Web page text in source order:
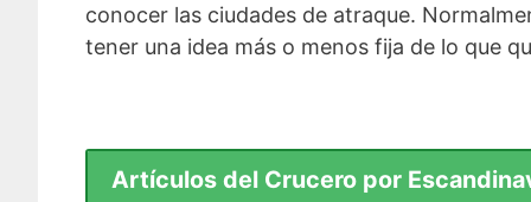
conocer las ciudades de atraque.
tener una idea más o menos fija de lo que
Artículos del Crucero por